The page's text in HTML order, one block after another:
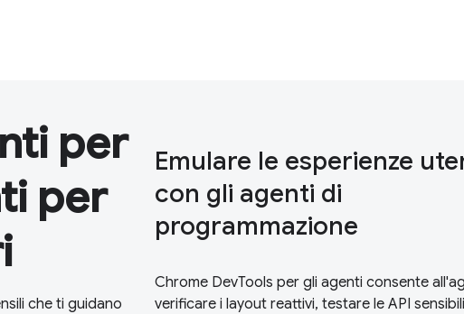
per
per
che ti guidano
Emulare le esperienze
con gli agenti di
programmazione
Chrome DevTools per gli agenti consente
verificare i layout reattivi, testare le API